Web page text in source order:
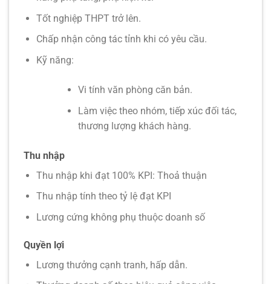
Tốt nghiệp THPT trở lên.
Chấp nhận công tác tỉnh khi có yêu cầu.
Kỹ năng:
Vi tính văn phòng căn bản.
Làm việc theo nhóm, tiếp xúc đối tác,
thương lượng khách hàng.
Thu nhập
Thu nhập khi đạt 100% KPI: Thoả thuận
Thu nhập tính theo tỷ lệ đạt KPI
Lương cứng không phụ thuộc doanh số
Quyền lợi
Lương thưởng cạnh tranh, hấp dẫn.